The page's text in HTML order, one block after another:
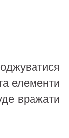
елементи
вражати